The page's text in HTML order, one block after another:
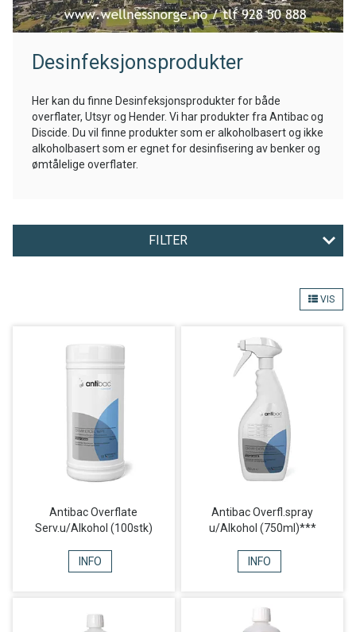
Desinfeksjonsprodukter
Her kan du finne Desinfeksjonsprodukter for både
overflater, Utsyr og Hender. Vi har produkter fra Antibac og
Discide. Du vil finne produkter som er alkoholbasert og ikke
alkoholbasert som er egnet for desinfisering av benker og
ømtålelige overflater.
FILTER
VIS
Antibac Overflate
Serv.u/Alkohol (100stk)
INFO
Antibac Overfl.spray
u/Alkohol (750ml)***
INFO